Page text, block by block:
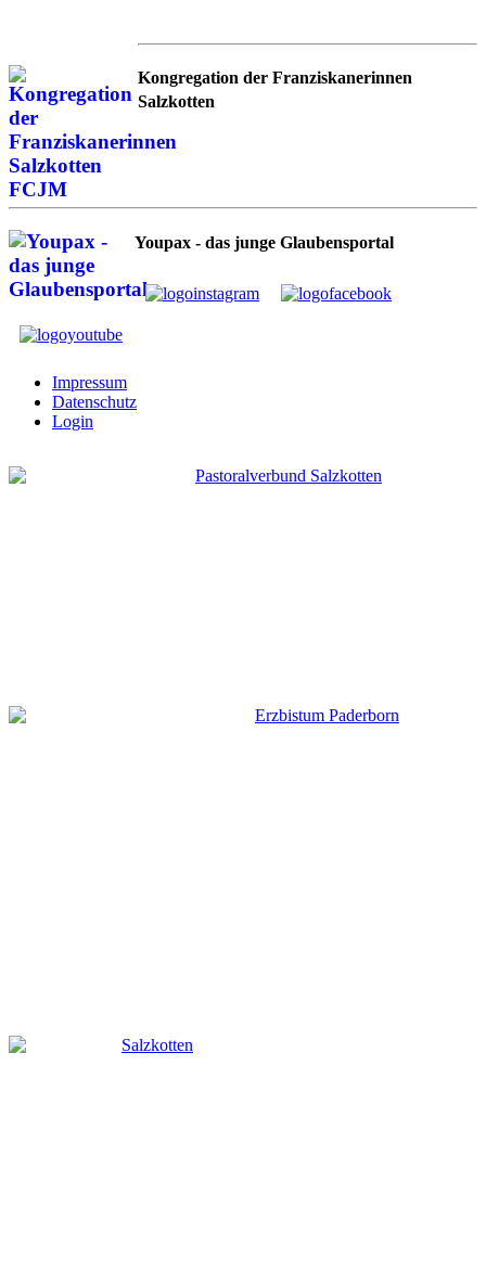
Kongregation der Franziskanerinnen
Salzkotten
Youpax - das junge Glaubensportal
Impressum
Datenschutz
Login